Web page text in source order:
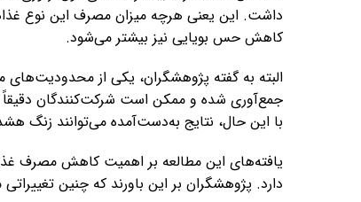
داشت. این یعنی هرچه میزان مصرف این نوع
کاهش حس بویایی نیز بیشتر می‌شود.
البته به گفته پژوهشگران، یکی از
جمع‌آوری شده و ممکن است شرکت‌کنندگان دقیقاً
با این حال، نتایج به‌دست‌آمده می‌توانند زنگ
یافته‌های این مطالعه بر اهمیت کاهش مصرف
دارد. پژوهشگران بر این باورند که چنین